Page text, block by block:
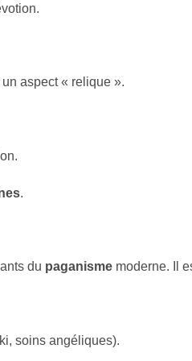
aspect « relique ».
.
du paganisme moderne. Il
soins angéliques).